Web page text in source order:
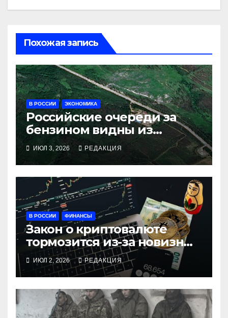
Похожая запись
В РОССИИ ЭКОНОМИКА
Российские очереди за
бензином видны из
космоса
ИЮЛ 3, 2026 РЕДАКЦИЯ
В РОССИИ ФИНАНСЫ
Закон о криптовалюте
тормозится из-за новизны
и сложности
ИЮЛ 2, 2026 РЕДАКЦИЯ